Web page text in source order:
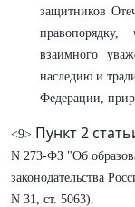
защитников
взаимного
наследию и
Федерации,
<9> Пункт 2
N 273-ФЗ "Об
законодательства
N 31, ст. 5063).